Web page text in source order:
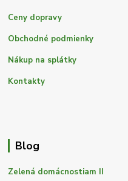
Ceny dopravy
Obchodné podmienky
Nákup na splátky
Kontakty
Blog
Zelená domácnostiam II